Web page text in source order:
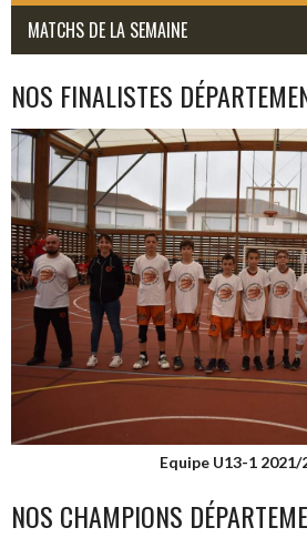
MATCHS DE LA SEMAINE
NOS FINALISTES
Equipe U13-1 2021/
NOS CHAMPIONS